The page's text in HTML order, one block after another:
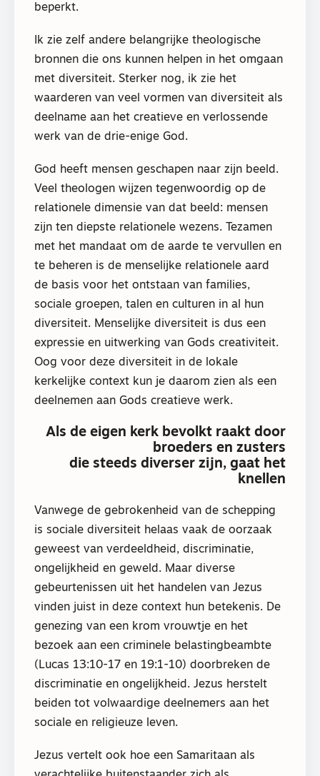
beperkt.
Ik zie zelf andere belangrijke theologische
bronnen die ons kunnen helpen in het omgaan
met diversiteit. Sterker nog, ik zie het
waarderen van veel vormen van diversiteit als
deelname aan het creatieve en verlossende
werk van de drie-enige God.
God heeft mensen geschapen naar zijn beeld.
Veel theologen wijzen tegenwoordig op de
relationele dimensie van dat beeld: mensen
zijn ten diepste relationele wezens. Tezamen
met het mandaat om de aarde te vervullen en
te beheren is de menselijke relationele aard
de basis voor het ontstaan van families,
sociale groepen, talen en culturen in al hun
diversiteit. Menselijke diversiteit is dus een
expressie en uitwerking van Gods creativiteit.
Oog voor deze diversiteit in de lokale
kerkelijke context kun je daarom zien als een
deelnemen aan Gods creatieve werk.
Als de eigen kerk bevolkt raakt door
broeders en zusters
die steeds diverser zijn, gaat het
knellen
Vanwege de gebrokenheid van de schepping
is sociale diversiteit helaas vaak de oorzaak
geweest van verdeeldheid, discriminatie,
ongelijkheid en geweld. Maar diverse
gebeurtenissen uit het handelen van Jezus
vinden juist in deze context hun betekenis. De
genezing van een krom vrouwtje en het
bezoek aan een criminele belastingbeambte
(Lucas 13:10-17 en 19:1-10) doorbreken de
discriminatie en ongelijkheid. Jezus herstelt
beiden tot volwaardige deelnemers aan het
sociale en religieuze leven.
Jezus vertelt ook hoe een Samaritaan als